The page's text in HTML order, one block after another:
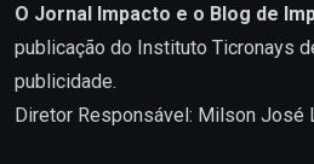
O Jornal Impacto e o Blog de
publicação do Instituto Ticronays
publicidade.
Diretor Responsável: Milson José